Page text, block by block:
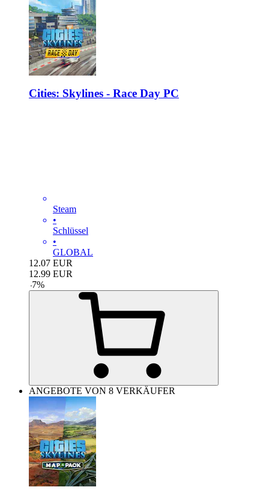
Cities: Skylines - Race Day PC
Steam
•
Schlüssel
•
GLOBAL
12.07 EUR
12.99 EUR
-7%
ANGEBOTE VON 8 VERKÄUFER